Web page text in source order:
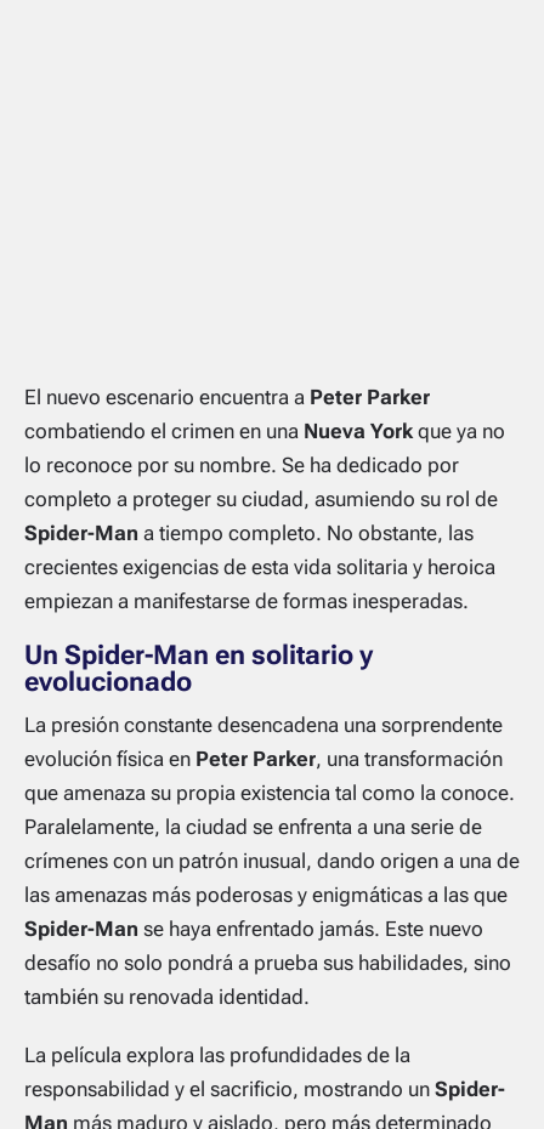
El nuevo escenario encuentra a Peter Parker
combatiendo el crimen en una Nueva York que ya no
lo reconoce por su nombre. Se ha dedicado por
completo a proteger su ciudad, asumiendo su rol de
Spider-Man a tiempo completo. No obstante, las
crecientes exigencias de esta vida solitaria y heroica
empiezan a manifestarse de formas inesperadas.
Un Spider-Man en solitario y
evolucionado
La presión constante desencadena una sorprendente
evolución física en Peter Parker, una transformación
que amenaza su propia existencia tal como la conoce.
Paralelamente, la ciudad se enfrenta a una serie de
crímenes con un patrón inusual, dando origen a una de
las amenazas más poderosas y enigmáticas a las que
Spider-Man se haya enfrentado jamás. Este nuevo
desafío no solo pondrá a prueba sus habilidades, sino
también su renovada identidad.
La película explora las profundidades de la
responsabilidad y el sacrificio, mostrando un Spider-
Man más maduro y aislado, pero más determinado